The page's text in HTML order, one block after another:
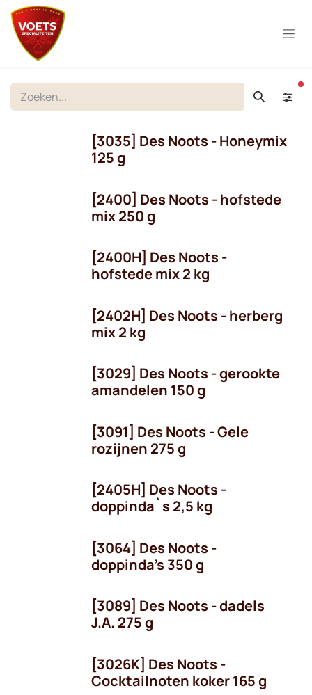
Overslaan naar inhoud
[3035] Des Noots - Honeymix
125 g
[2400] Des Noots - hofstede
mix 250 g
[2400H] Des Noots -
hofstede mix 2 kg
[2402H] Des Noots - herberg
mix 2 kg
[3029] Des Noots - gerookte
amandelen 150 g
[3091] Des Noots - Gele
rozijnen 275 g
[2405H] Des Noots -
doppinda`s 2,5 kg
[3064] Des Noots -
doppinda's 350 g
[3089] Des Noots - dadels
J.A. 275 g
[3026K] Des Noots -
Cocktailnoten koker 165 g